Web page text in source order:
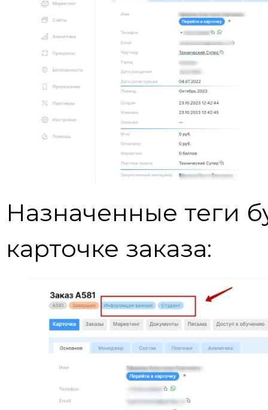
Назначенные теги
карточке заказа: